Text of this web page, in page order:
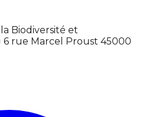
Biodiversité et
6 rue Marcel Proust 45000